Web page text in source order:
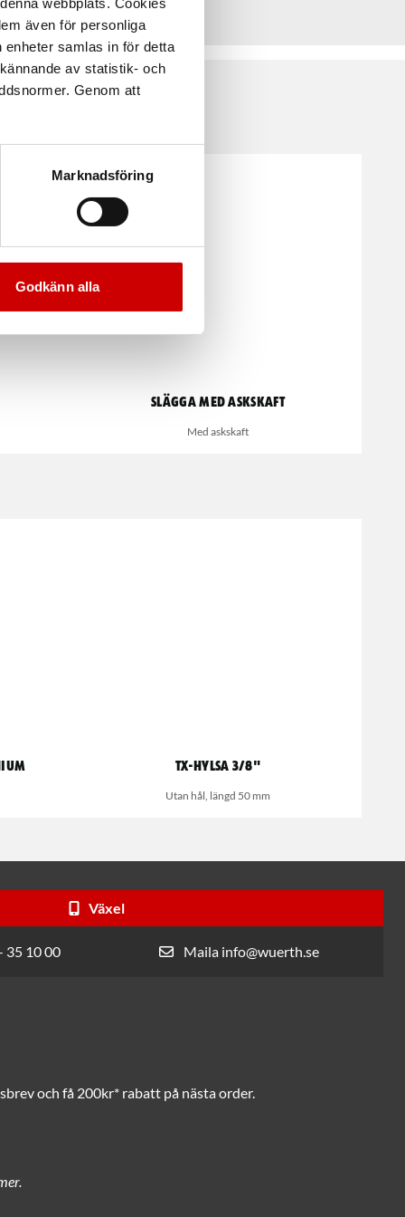
webbplats. Cookies
även för personliga
samlas in för detta
av statistik- och
Genom att
Marknadsföring
Godkänn alla
Slägga med askskaft
Med askskaft
TX-Hylsa 3/8"
Utan hål, längd 50 mm
Växel
35 10 00 Maila info@wuerth.se
och få 200kr* rabatt på nästa order.